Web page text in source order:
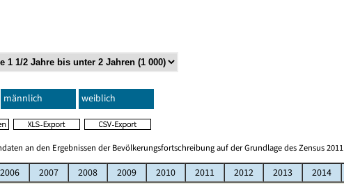
männlich weiblich
an den Ergebnissen der Bevölkerungsfortschreibung auf der Grundlage des Zensus 2011
2006 2007 2008 2009 2010 2011 2012 2013 2014